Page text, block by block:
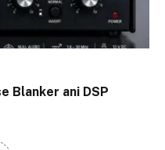
Blanker ani DSP